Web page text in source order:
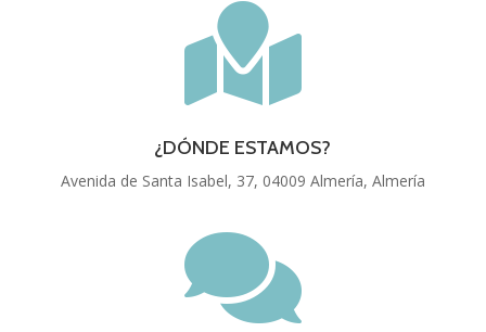

¿DÓNDE ESTAMOS?
Avenida de Santa Isabel, 37, 04009 Almería, Almería
